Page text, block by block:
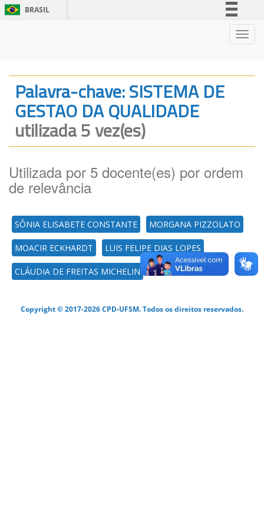
BRASIL
Legislação
Canais
Palavra-chave: SISTEMA DE
GESTAO DA QUALIDADE
utilizada 5 vez(es)
Utilizada por 5 docente(es) por ordem
de relevância
SÔNIA ELISABETE CONSTANTE MORGANA PIZZOLATO
MOACIR ECKHARDT LUIS FELIPE DIAS LOPES
CLÁUDIA DE FREITAS MICHELIN
Copyright © 2017-2026 CPD-UFSM. Todos os direitos reservados.